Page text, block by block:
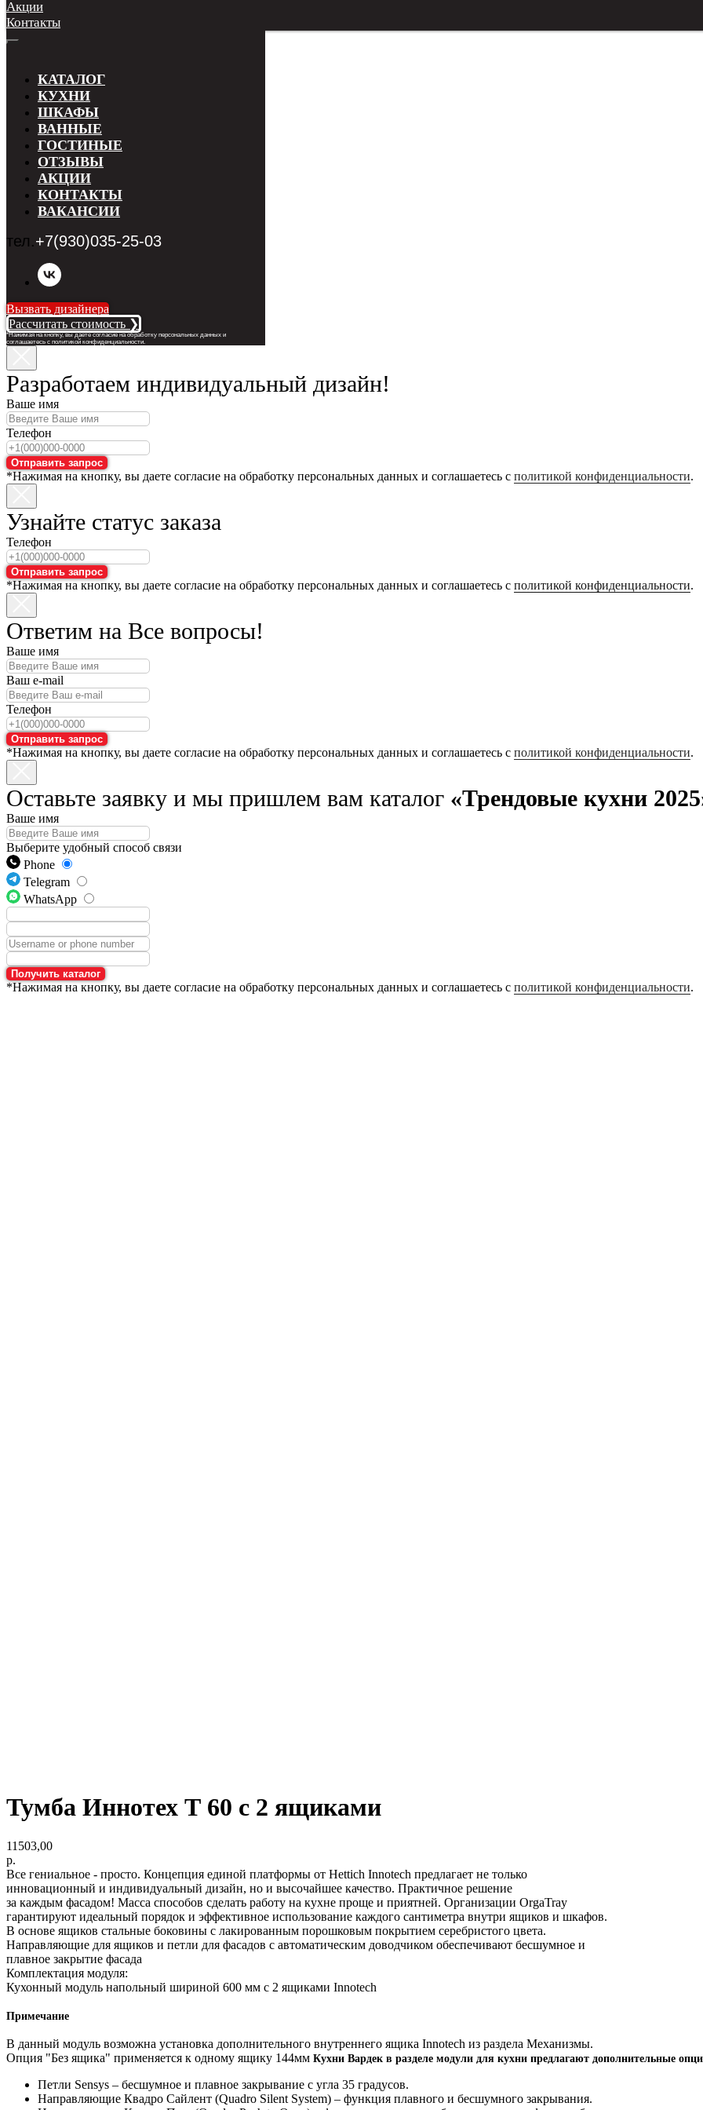
Акции
Контакты
КАТАЛОГ
КУХНИ
ШКАФЫ
ВАННЫЕ
ГОСТИНЫЕ
ОТЗЫВЫ
АКЦИИ
КОНТАКТЫ
ВАКАНСИИ
тел.+7(930)035-25-03
Вызвать дизайнера
Рассчитать стоимость ❯
*Нажимая на кнопку, вы даете согласие на обработку персональных данных и
соглашаетесь с политикой конфиденциальности.
Разработаем индивидуальный дизайн!
Ваше имя
Телефон
Отправить запрос
*Нажимая на кнопку, вы даете согласие на обработку персональных данных и соглашаетесь с политикой конфиденциальности.
Узнайте статус заказа
Телефон
Отправить запрос
*Нажимая на кнопку, вы даете согласие на обработку персональных данных и соглашаетесь с политикой конфиденциальности.
Ответим на Все вопросы!
Ваше имя
Ваш e-mail
Телефон
Отправить запрос
*Нажимая на кнопку, вы даете согласие на обработку персональных данных и соглашаетесь с политикой конфиденциальности.
Оставьте заявку и мы пришлем вам каталог «Трендовые кухни
Ваше имя
Выберите удобный способ связи
Phone
Telegram
WhatsApp
Получить каталог
*Нажимая на кнопку, вы даете согласие на обработку персональных данных и соглашаетесь с политикой конфиденциальности.
Тумба Иннотех Т 60 с 2 ящиками
11503,00
р.
Все гениальное - просто. Концепция единой платформы от Hettich Innotech предлагает не только
инновационный и индивидуальный дизайн, но и высочайшее качество. Практичное решение
за каждым фасадом! Масса способов сделать работу на кухне проще и приятней. Организации OrgaTray
гарантируют идеальный порядок и эффективное использование каждого сантиметра внутри ящиков и шкафов.
В основе ящиков стальные боковины с лакированным порошковым покрытием серебристого цвета.
Направляющие для ящиков и петли для фасадов с автоматическим доводчиком обеспечивают бесшумное и
плавное закрытие фасада
Комплектация модуля:
Кухонный модуль напольный шириной 600 мм с 2 ящиками Innotech
Примечание
В данный модуль возможна установка дополнительного внутреннего ящика Innotech из раздела Механизмы.
Опция "Без ящика" применяется к одному ящику 144мм Кухни Вардек в разделе модули для кухни предлагают дополнительные
Петли Sensys – бесшумное и плавное закрывание с угла 35 градусов.
Направляющие Квадро Сайлент (Quadro Silent System) – функция плавного и бесшумного закрывания.